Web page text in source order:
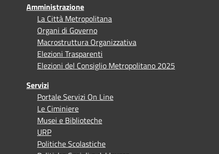
Amministrazione
La Città Metropolitana
Organi di Governo
Macrostruttura Organizzativa
Elezioni Trasparenti
Elezioni del Consiglio Metropolitano 2025
Servizi
Portale Servizi On Line
Le Ciminiere
Musei e Biblioteche
URP
Politiche Scolastiche